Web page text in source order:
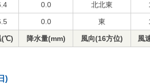
0.0 北北東
0.0 東
(℃) 降水量(mm) 風向(16方位) 風
)